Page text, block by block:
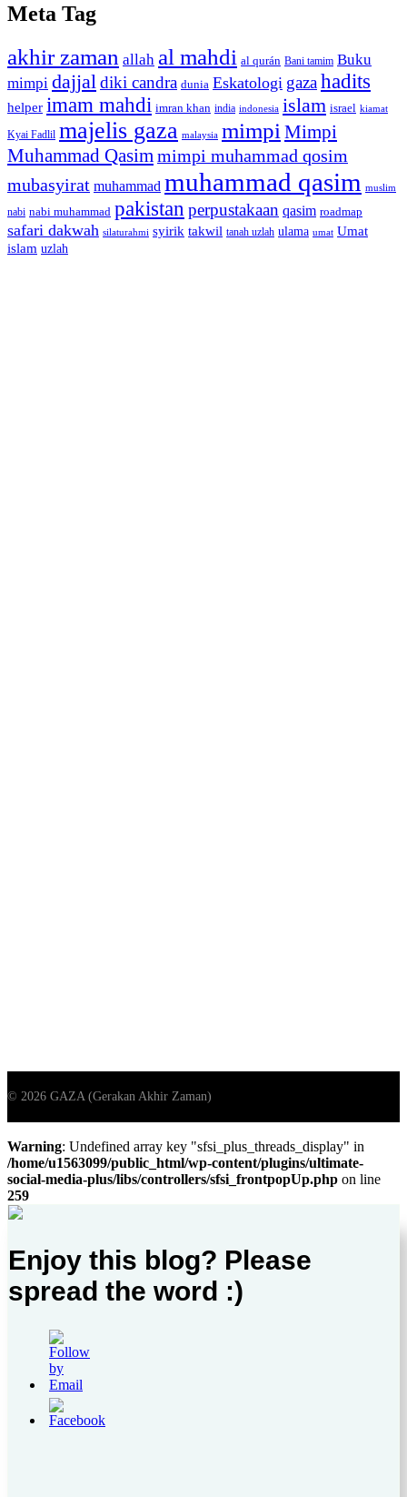
Meta Tag
akhir zaman allah al mahdi al qurán Bani tamim Buku
mimpi dajjal diki candra dunia Eskatologi gazahadits
helper imam mahdi imran khan india indonesia islam israel kiamat
Kyai Fadlil majelis gaza malaysia mimpi Mimpi
Muhammad Qasim mimpi muhammad qosim
mubasyirat muhammad muhammad qasim muslim
nabi nabi muhammad pakistan perpustakaan qasim roadmap
safari dakwah silaturahmi syirik takwil tanah uzlah ulama umat Umat
islam uzlah
Warning: Undefined array key "sfsi_plus_threads_display" in
/home/u1563099/public_html/wp-content/plugins/ultimate-
social-media-plus/libs/controllers/sfsi_frontpopUp.php on line
259
Enjoy this blog? Please
spread the word :)